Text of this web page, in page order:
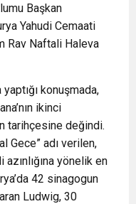
Başkan
Yahudi Cemaati
Rav Naftali Haleva
konuşmada,
ikinci
tarihçesine değindi.
Gece” adı verilen,
yönelik en
42 sinagogun
Ludwig, 30